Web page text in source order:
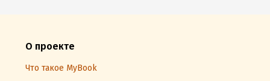
О проекте
Что такое MyBook